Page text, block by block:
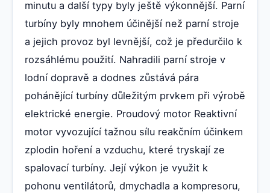
minutu a další typy byly ještě výkonnější. Parní
turbíny byly mnohem účinější než parní stroje
a jejich provoz byl levnější, což je předurčilo k
rozsáhlému použití. Nahradili parní stroje v
lodní dopravě a dodnes zůstává pára
pohánějící turbíny důležitým prvkem při výrobě
elektrické energie. Proudový motor Reaktivní
motor vyvozující tažnou sílu reakčním účinkem
zplodin hoření a vzduchu, které tryskají ze
spalovací turbíny. Její výkon je využit k
pohonu ventilátorů, dmychadla a kompresoru,